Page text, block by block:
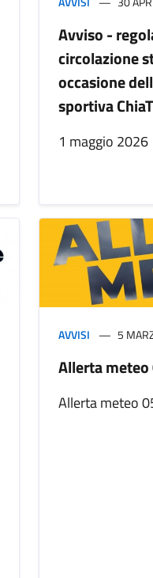
Avviso -
circolazione
occasione
sportiva
1 maggio 2026
AVVISI 5
Allerta
Allerta meteo